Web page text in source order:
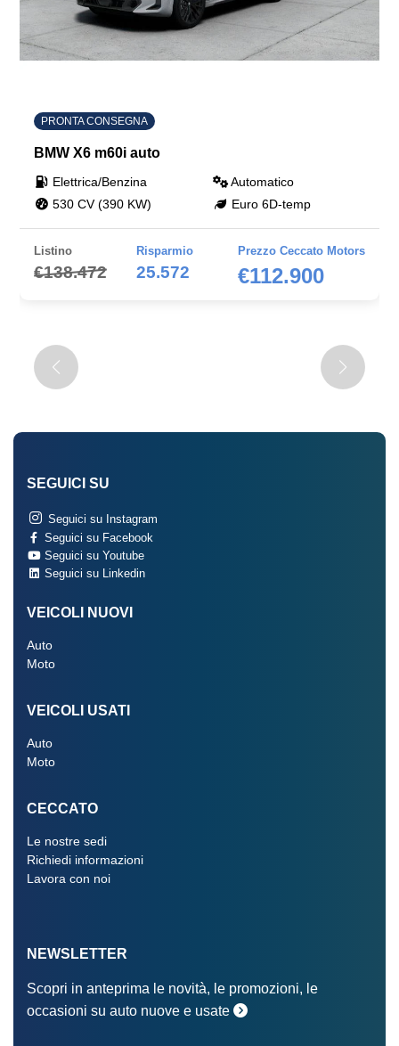
PRONTA CONSEGNA
BMW X6 m60i auto
Elettrica/Benzina
Automatico
530 CV (390 KW)
Euro 6D-temp
Listino
€138.472
Risparmio
25.572
Prezzo Ceccato Motors
€112.900
SEGUICI SU
Seguici su Instagram
Seguici su Facebook
Seguici su Youtube
Seguici su Linkedin
VEICOLI NUOVI
Auto
Moto
VEICOLI USATI
Auto
Moto
CECCATO
Le nostre sedi
Richiedi informazioni
Lavora con noi
NEWSLETTER
Scopri in anteprima le novità, le promozioni, le
occasioni su auto nuove e usate